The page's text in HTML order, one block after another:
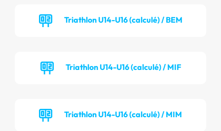
Triathlon U14-U16 (calculé) / BEM
Triathlon U14-U16 (calculé) / MIF
Triathlon U14-U16 (calculé) / MIM